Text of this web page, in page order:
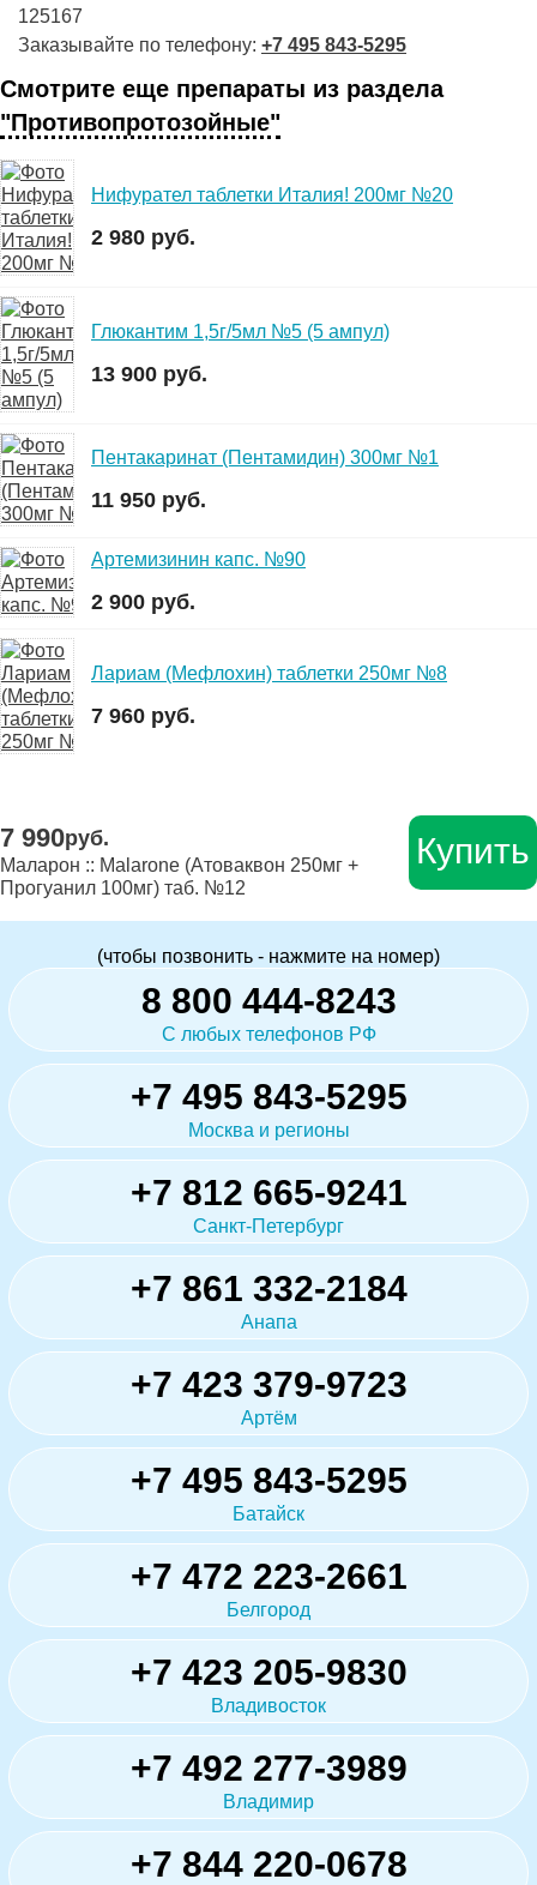
125167
Заказывайте по телефону: +7 495 843-5295
Смотрите еще препараты из раздела
"Противопротозойные"
Нифурател таблетки Италия! 200мг №20
2 980 руб.
Глюкантим 1,5г/5мл №5 (5 ампул)
13 900 руб.
Пентакаринат (Пентамидин) 300мг №1
11 950 руб.
Артемизинин капс. №90
2 900 руб.
Лариам (Мефлохин) таблетки 250мг №8
7 960 руб.
7 990руб.
Маларон :: Malarone (Атоваквон 250мг +
Прогуанил 100мг) таб. №12
Купить
(чтобы позвонить - нажмите на номер)
8 800 444-8243
С любых телефонов РФ
+7 495 843-5295
Москва и регионы
+7 812 665-9241
Санкт-Петербург
+7 861 332-2184
Анапа
+7 423 379-9723
Артём
+7 495 843-5295
Батайск
+7 472 223-2661
Белгород
+7 423 205-9830
Владивосток
+7 492 277-3989
Владимир
+7 844 220-0678